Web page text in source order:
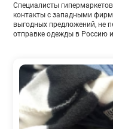
Специалисты
контакты с западными
выгодных предложений, не
отправке одежды в Россию